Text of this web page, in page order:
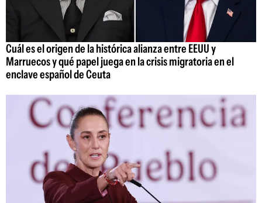
Cuál es el origen de la histórica alianza entre EEUU y
Marruecos y qué papel juega en la crisis migratoria en el
enclave español de Ceuta